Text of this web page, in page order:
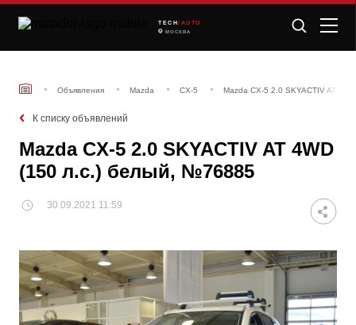
TECH /AUTO
МОСКВА
Объявления Mazda CX-5 Mazda CX-5 2.0 SKYACTIV AT
К списку объявлений
Mazda CX-5 2.0 SKYACTIV AT 4WD
(150 л.с.) белый, №76885
30.09.2021 11:59